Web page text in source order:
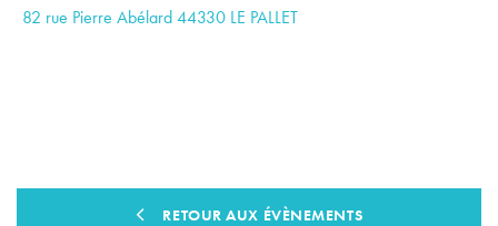
82 rue Pierre Abélard 44330 LE PALLET
RETOUR AUX ÉVÈNEMENTS